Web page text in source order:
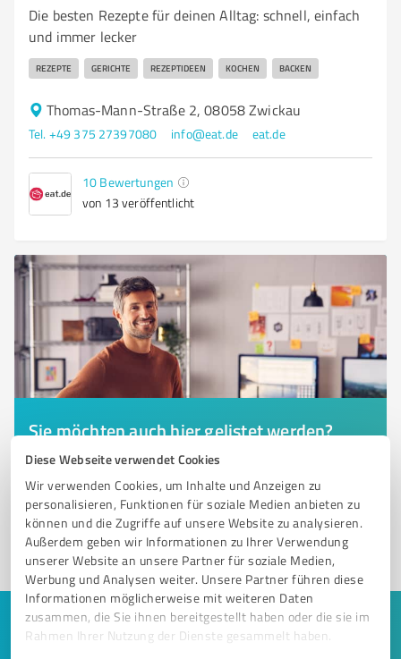
Diese Webseite verwendet Cookies
Wir verwenden Cookies, um Inhalte und Anzeigen zu
personalisieren, Funktionen für soziale Medien anbieten zu
können und die Zugriffe auf unsere Website zu analysieren.
Außerdem geben wir Informationen zu Ihrer Verwendung
unserer Website an unsere Partner für soziale Medien,
Werbung und Analysen weiter. Unsere Partner führen diese
Informationen möglicherweise mit weiteren Daten
zusammen, die Sie ihnen bereitgestellt haben oder die sie im
Rahmen Ihrer Nutzung der Dienste gesammelt haben.
Die besten Rezepte für deinen Alltag: schnell, einfach
und immer lecker
REZEPTE GERICHTE REZEPTIDEEN KOCHEN BACKEN
Thomas-Mann-Straße 2, 08058 Zwickau
Tel. +49 375 27397080 info@eat.de eat.de
10 Bewertungen
von 13 veröffentlicht
Sie möchten auch hier gelistet werden?
Registrieren Sie sich jetzt und werden Sie ein von
Kunden empfohlener ProvenExpert!
1
Keine Zeit für lange Recherchen und E-